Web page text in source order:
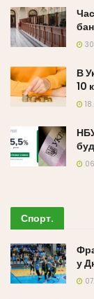
В
10
Спорт.
у